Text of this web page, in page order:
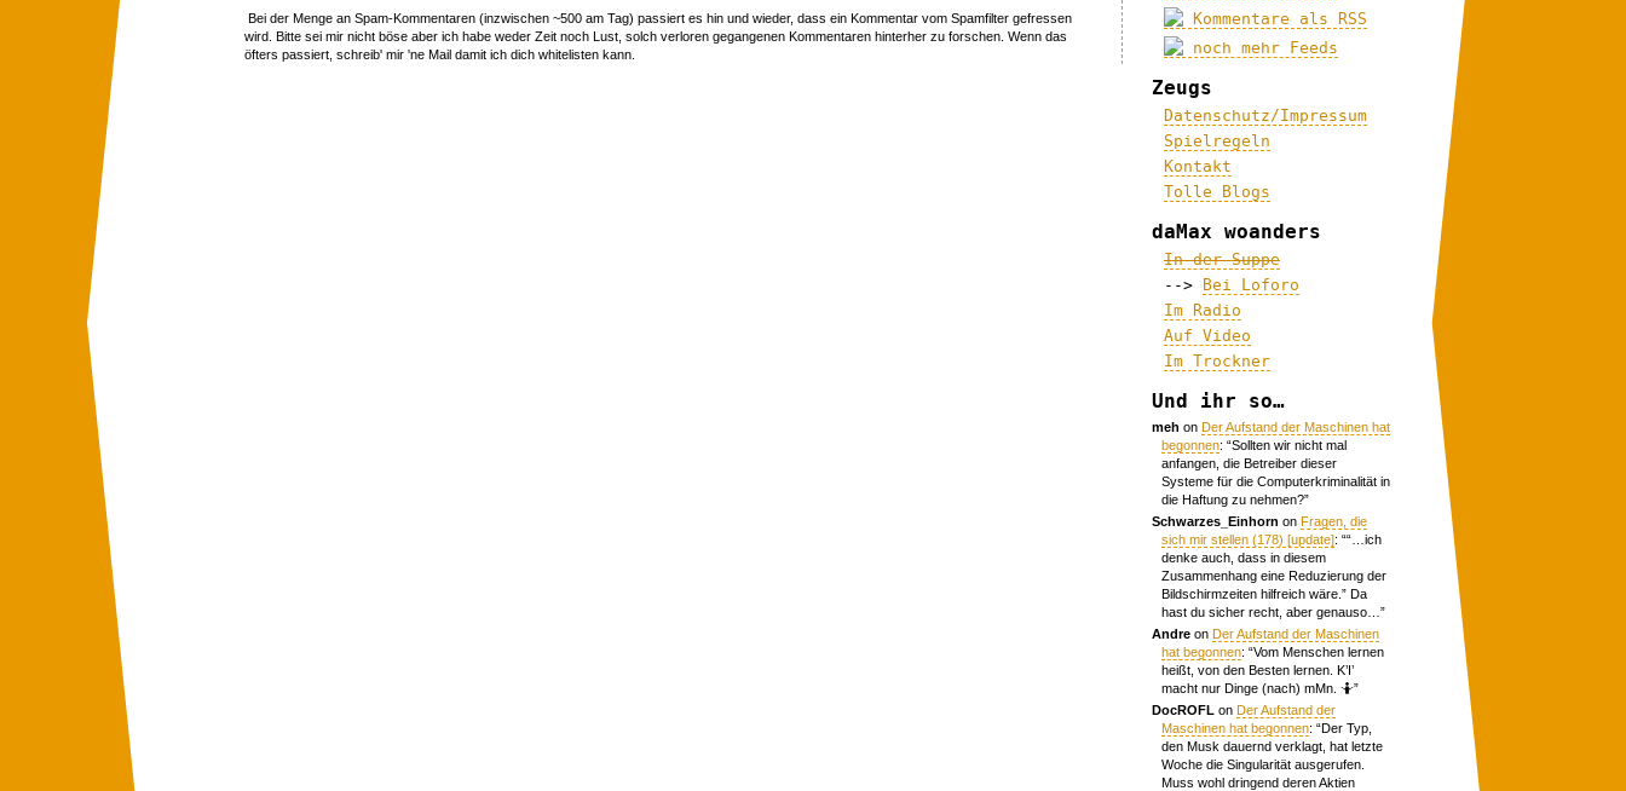
Bei der Menge an Spam-Kommentaren (inzwischen ~500 am Tag) passiert es hin und wieder, dass ein Kommentar vom Spamfilter gefressen
wird. Bitte sei mir nicht böse aber ich habe weder Zeit noch Lust, solch verloren gegangenen Kommentaren hinterher zu forschen. Wenn das
öfters passiert, schreib' mir 'ne Mail damit ich dich whitelisten kann.
Kommentare als RSS
noch mehr Feeds
Zeugs
Datenschutz/Impressum
Spielregeln
Kontakt
Tolle Blogs
daMax woanders
In der Suppe
-->
Bei Loforo
Im Radio
Auf Video
Im Trockner
Und ihr so…
meh onDer Aufstand der Maschinen hat
begonnen: “Sollten wir nicht mal
anfangen, die Betreiber dieser
Systeme für die Computerkriminalität in
die Haftung zu nehmen?”
Schwarzes_Einhorn onFragen, die
sich mir stellen (178) [update]: ““…ich
denke auch, dass in diesem
Zusammenhang eine Reduzierung der
Bildschirmzeiten hilfreich wäre.” Da
hast du sicher recht, aber genauso… ”
Andre onDer Aufstand der Maschinen
hat begonnen: “Vom Menschen lernen
heißt, von den Besten lernen. K’I’
macht nur Dinge (nach) mMn. 🤷”
DocROFL onDer Aufstand der
Maschinen hat begonnen: “Der Typ,
den Musk dauernd verklagt, hat letzte
Woche die Singularität ausgerufen.
Muss wohl dringend deren Aktien